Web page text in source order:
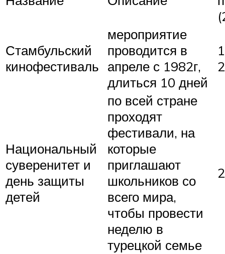
Стамбульский
кинофестиваль
мероприятие
проводится в
апреле с 1982г,
длиться 10 дней
Национальный
суверенитет и
день защиты
детей
по всей стране
проходят
фестивали, на
которые
приглашают
школьников со
всего мира,
чтобы провести
неделю в
турецкой семье